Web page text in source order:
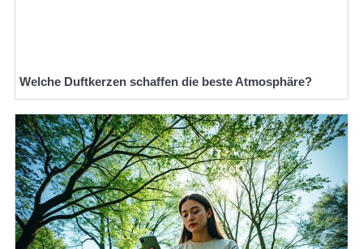
Welche Duftkerzen schaffen die beste Atmosphäre?